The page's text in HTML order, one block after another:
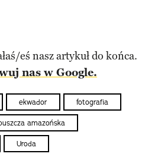
eś nasz artykuł do końca.
nas w Google.
ekwador fotografia
amazońska
Uroda